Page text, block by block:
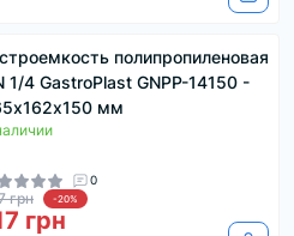
полипропиленовая
1/4 GastroPlast GNPP-14150 -
мм
0
грн -20%
грн